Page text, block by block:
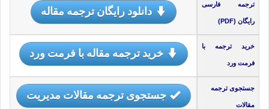
ترجمه فارسی
رایگان (PDF)
دانلود رایگان ترجمه مقاله
خرید ترجمه با
فرمت ورد
خرید ترجمه مقاله با فرمت ورد
جستجوی ترجمه
مقالات
جستجوی ترجمه مقالات مدیریت